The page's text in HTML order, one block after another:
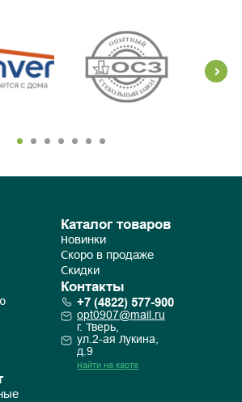
Каталог товаров
Новинки
Скоро в продаже
Скидки
Контакты
+7 (4822) 577-900
opt0907@mail.ru
г. Тверь,
ул.2-ая Лукина,
д.9
Найти на карте